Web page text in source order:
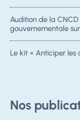
Audition de la CNCD
gouvernementale
Le kit « Anticiper les
Nos